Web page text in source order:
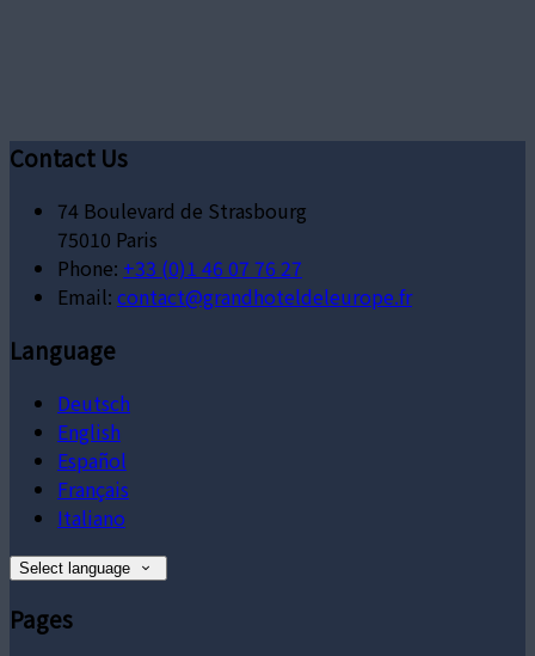
Contact Us
74 Boulevard de Strasbourg
75010 Paris
Phone: +33 (0)1 46 07 76 27
Email: contact@grandhoteldeleurope.fr
Language
Deutsch
English
Español
Français
Italiano
Select language
Pages